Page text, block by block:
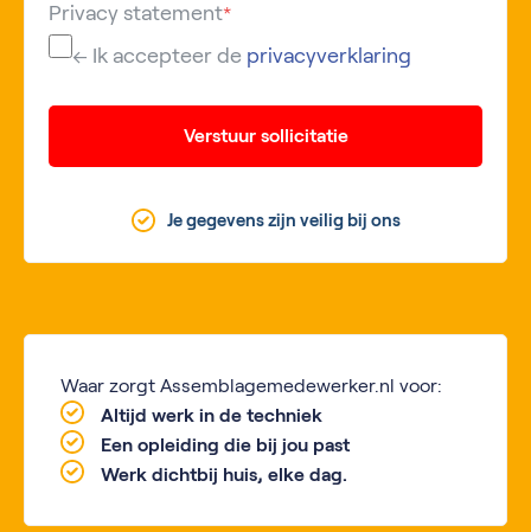
Privacy statement*
← Ik accepteer de privacyverklaring
Verstuur sollicitatie
Je gegevens zijn veilig bij ons
Waar zorgt Assemblagemedewerker.nl voor:
Altijd werk in de techniek
Een opleiding die bij jou past
Werk dichtbij huis, elke dag.